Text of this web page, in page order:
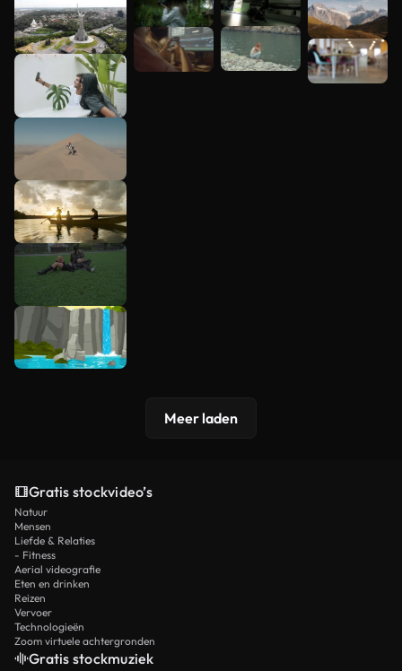
Meer laden
Gratis stockvideo’s
Natuur
Mensen
Liefde & Relaties
- Fitness
Aerial videografie
Eten en drinken
Reizen
Vervoer
Technologieën
Zoom virtuele achtergronden
Gratis stockmuziek